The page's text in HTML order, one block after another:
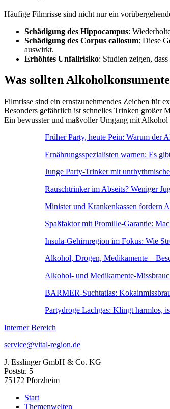
Häufige Filmrisse sind nicht nur ein
Schädigung des Hippocampus:
Schädigung des Corpus callosum: Diese
auswirkt.
Erhöhtes Unfallrisiko: Studien zeigen,
Was sollten
Filmrisse sind ein ernstzunehmendes Zeichen für
Besonders gefährlich ist schnelles Trinken großer
Ein bewusster und maßvoller Umgang mit
Früher Party, heute Pein: Warum der
Ernährungsspezialisten warnen: Es
Junge Party-Trinker mit
Rauschtrinker im Abseits? Weniger
Minister und Krankenkassen fordern
Spaßfaktor mit Promille-Garantie:
Insula-Gehirnregion im Fokus: Wie
Alkohol, Drogen, Medikamente –
Alkohol- und Medikamente-
BARMER-Suchtatlas:
Partydroge Lachgas: Klingt harmlos,
Interner Bereich
service@vital-region.de
J. Esslinger GmbH & Co. KG
Poststr. 5
75172 Pforzheim
Start
Themenwelten